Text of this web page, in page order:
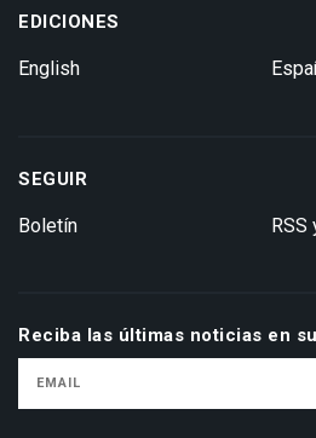
EDICIONES
English
SEGUIR
Boletín RSS
Reciba las últimas noticias en